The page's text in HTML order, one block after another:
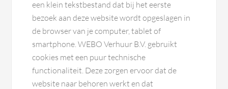
een klein tekstbestand dat bij het eerste
bezoek aan deze website wordt opgeslagen in
de browser van je computer, tablet of
smartphone. WEBO Verhuur B.V. gebruikt
cookies met een puur technische
functionaliteit. Deze zorgen ervoor dat de
website naar behoren werkt en dat